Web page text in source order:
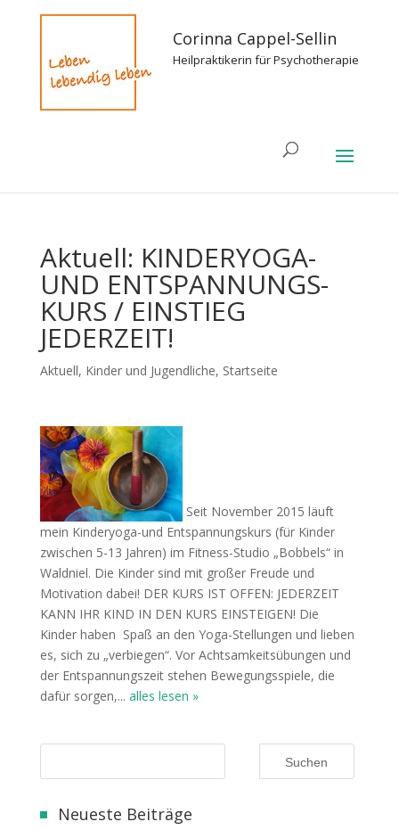
Corinna Cappel-Sellin
Heilpraktikerin für Psychotherapie
Aktuell: KINDERYOGA-
UND ENTSPANNUNGS-
KURS / EINSTIEG
JEDERZEIT!
Aktuell, Kinder und Jugendliche, Startseite
Seit November 2015 läuft
mein Kinderyoga-und Entspannungskurs (für Kinder
zwischen 5-13 Jahren) im Fitness-Studio „Bobbels“ in
Waldniel. Die Kinder sind mit großer Freude und
Motivation dabei! DER KURS IST OFFEN: JEDERZEIT
KANN IHR KIND IN DEN KURS EINSTEIGEN! Die
Kinder haben Spaß an den Yoga-Stellungen und lieben
es, sich zu „verbiegen“. Vor Achtsamkeitsübungen und
der Entspannungszeit stehen Bewegungsspiele, die
dafür sorgen,... alles lesen »
Neueste Beiträge